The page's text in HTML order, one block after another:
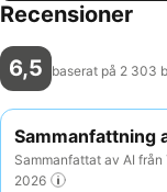
Recensioner
6,5 baserat på 2 303
Sammanfattning
Sammanfattat av AI
2026